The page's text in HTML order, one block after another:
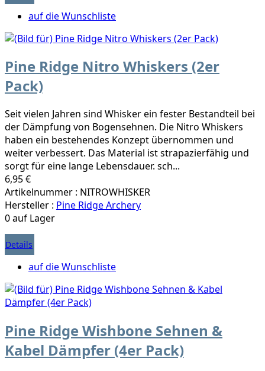
auf die Wunschliste
Pine Ridge Nitro Whiskers (2er
Pack)
Seit vielen Jahren sind Whisker ein fester Bestandteil bei
der Dämpfung von Bogensehnen. Die Nitro Whiskers
haben ein bestehendes Konzept übernommen und
weiter verbessert. Das Material ist strapazierfähig und
sorgt für eine lange Lebensdauer. sch...
6,95 €
Artikelnummer : NITROWHISKER
Hersteller : Pine Ridge Archery
0 auf Lager
Details
auf die Wunschliste
Pine Ridge Wishbone Sehnen &
Kabel Dämpfer (4er Pack)